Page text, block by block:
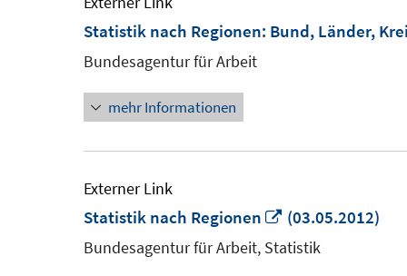
Statistik nach Regionen: Bund, Länder,
Bundesagentur für Arbeit
mehr Informationen
Externer Link
Statistik nach Regionen
In
neuem
(03.05.2012)
Bundesagentur für Arbeit, Statistik